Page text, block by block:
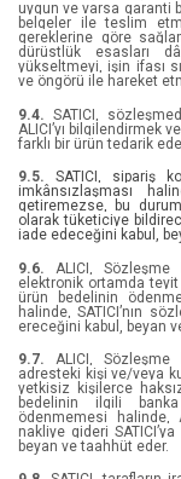
uygun ve varsa garanti
belgeler ile teslim
gereklerine göre
dürüstlük esasları
yükseltmeyi, işin ifası
ve öngörü ile hareket
9.4. SATICI,
ALICI’yı bilgilendirmek
farklı bir ürün tedarik
9.5.
SATICI, sipariş
imkânsızlaşması
getiremezse, bu
olarak tüketiciye
iade edeceğini kabul,
9.6. ALICI, Sözleşme
elektronik ortamda
ürün bedelinin
halinde, SATICI’nın
ereceğini kabul, beyan
9.7. ALICI, Sözleşme
adresteki kişi ve/veya
yetkisiz kişilerce
bedelinin ilgili
ödenmemesi
nakliye gideri
beyan ve taahhüt eder.
Niccolo Machiavelli
Nikola Tesla
Nikolay Vasilyeviç
Oscar Wilde
Phil Allcock
Pucca
Rachel Basch
Renee Carlino
Robert Louis
Robert W. Beasley